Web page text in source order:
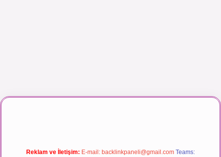
izle
Reklam ve İletişim: E-mail: backlinkpaneli@gmail.com Teams: